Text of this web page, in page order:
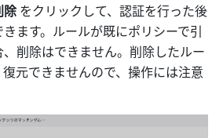
除 をクリックして、認証を行った後
ます。ルールが既にポリシーで引
削除はできません。削除したルー
元できませんので、操作には注意